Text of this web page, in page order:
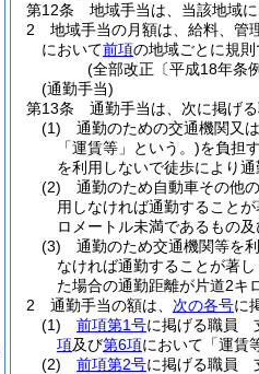
第12条
地域手当は、当該地域
2
地域手当の月額は、給料、管
において前項の地域ごとに規則
(全部改正〔平成18年条
(通勤手当)
第13条
通勤手当は、次に掲げ
(1)
通勤のための交通機関又
「運賃等」という。)を負担
を利用しないで徒歩により
(2)
通勤のため自動車その他
用しなければ通勤すること
ロメートル未満であるもの及
(3)
通勤のため交通機関等を
なければ通勤することが著
た場合の通勤距離が片道2キ
2
通勤手当の額は、 次の各号に
(1)
前項第1号に掲げる職員
項及び第6項において「運賃
(2)
前項第2号に掲げる職員